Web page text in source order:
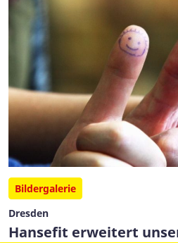
Bildergalerie
Dresden
Hansefit erweitert